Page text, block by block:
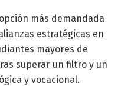
más demandada
estratégicas en
mayores de
superar un filtro y un
y vocacional.